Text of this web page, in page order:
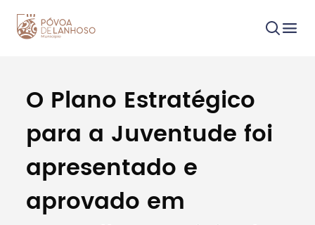
Procurar
Tipo de conteúdo
O Plano Estratégico
para a Juventude foi
apresentado e
aprovado em